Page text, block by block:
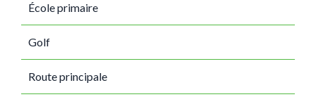
École primaire
Golf
Route principale